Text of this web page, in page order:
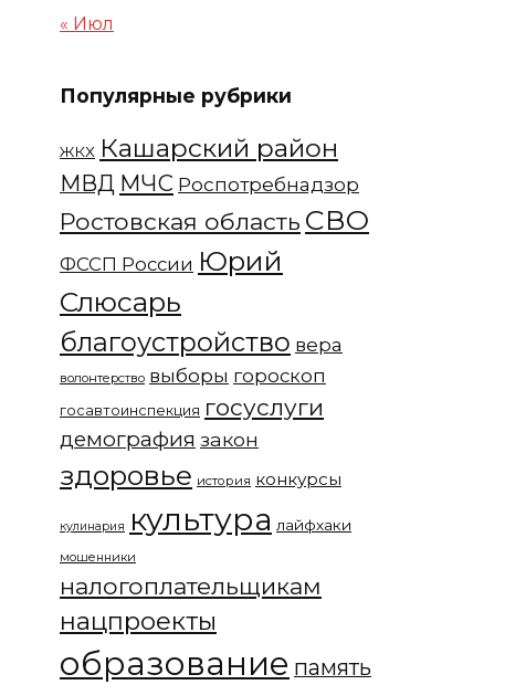
« Июл
Популярные рубрики
ЖКХ Кашарский район
МВД МЧС Роспотребнадзор
Ростовская область СВО
ФССП России Юрий
Слюсарь
благоустройство вера
волонтерство выборы гороскоп
госавтоинспекция госуслуги
демография закон
здоровье история конкурсы
кулинария культура лайфхаки
мошенники
налогоплательщикам
нацпроекты
образование память